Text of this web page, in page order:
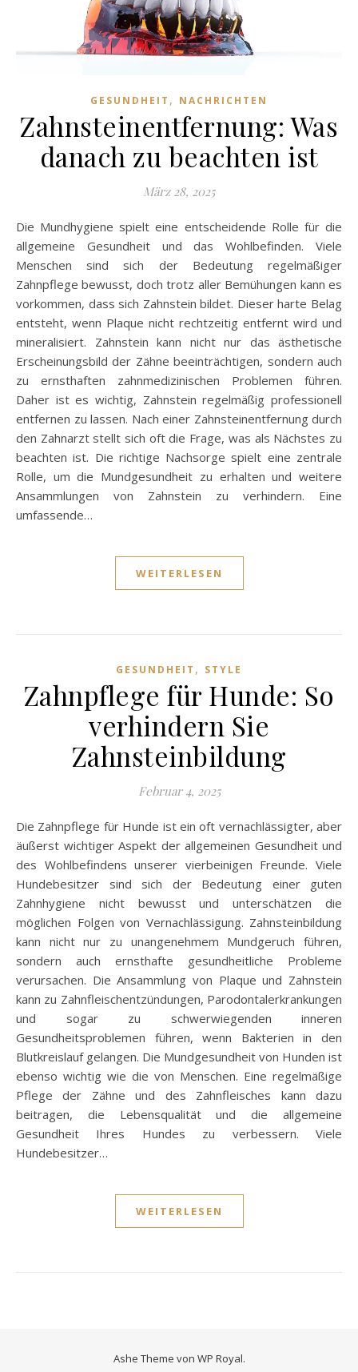
GESUNDHEIT , NACHRICHTEN
Zahnsteinentfernung: Was
danach zu beachten ist
März 28, 2025
Die Mundhygiene spielt eine entscheidende Rolle für die
allgemeine Gesundheit und das Wohlbefinden. Viele
Menschen sind sich der Bedeutung regelmäßiger
Zahnpflege bewusst, doch trotz aller Bemühungen kann es
vorkommen, dass sich Zahnstein bildet. Dieser harte Belag
entsteht, wenn Plaque nicht rechtzeitig entfernt wird und
mineralisiert. Zahnstein kann nicht nur das ästhetische
Erscheinungsbild der Zähne beeinträchtigen, sondern auch
zu ernsthaften zahnmedizinischen Problemen führen.
Daher ist es wichtig, Zahnstein regelmäßig professionell
entfernen zu lassen. Nach einer Zahnsteinentfernung durch
den Zahnarzt stellt sich oft die Frage, was als Nächstes zu
beachten ist. Die richtige Nachsorge spielt eine zentrale
Rolle, um die Mundgesundheit zu erhalten und weitere
Ansammlungen von Zahnstein zu verhindern. Eine
umfassende…
WEITERLESEN
GESUNDHEIT , STYLE
Zahnpflege für Hunde: So
verhindern Sie
Zahnsteinbildung
Februar 4, 2025
Die Zahnpflege für Hunde ist ein oft vernachlässigter, aber
äußerst wichtiger Aspekt der allgemeinen Gesundheit und
des Wohlbefindens unserer vierbeinigen Freunde. Viele
Hundebesitzer sind sich der Bedeutung einer guten
Zahnhygiene nicht bewusst und unterschätzen die
möglichen Folgen von Vernachlässigung. Zahnsteinbildung
kann nicht nur zu unangenehmem Mundgeruch führen,
sondern auch ernsthafte gesundheitliche Probleme
verursachen. Die Ansammlung von Plaque und Zahnstein
kann zu Zahnfleischentzündungen, Parodontalerkrankungen
und sogar zu schwerwiegenden inneren
Gesundheitsproblemen führen, wenn Bakterien in den
Blutkreislauf gelangen. Die Mundgesundheit von Hunden ist
ebenso wichtig wie die von Menschen. Eine regelmäßige
Pflege der Zähne und des Zahnfleisches kann dazu
beitragen, die Lebensqualität und die allgemeine
Gesundheit Ihres Hundes zu verbessern. Viele
Hundebesitzer…
WEITERLESEN
Ashe Theme von WP Royal.